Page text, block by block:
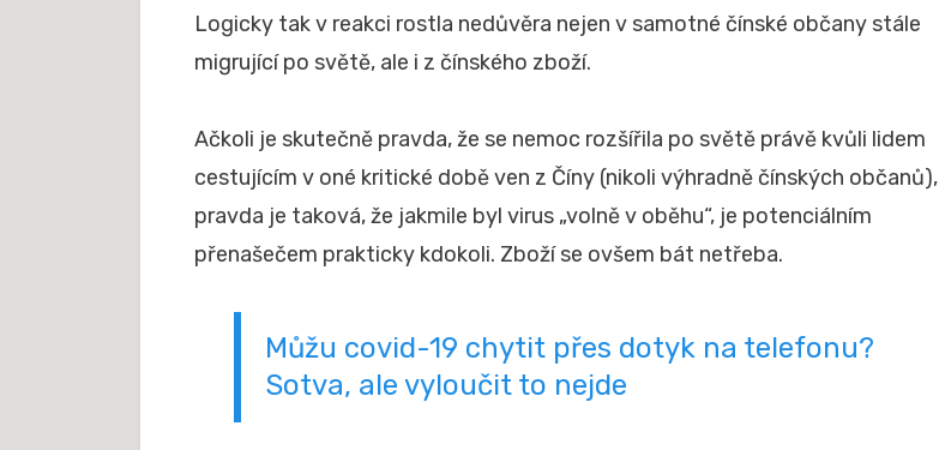
Logicky tak v reakci rostla nedůvěra nejen v samotné čínské občany stále
migrující po světě, ale i z čínského zboží.
Ačkoli je skutečně pravda, že se nemoc rozšířila po světě právě kvůli lidem
cestujícím v oné kritické době ven z Číny (nikoli výhradně čínských občanů),
pravda je taková, že jakmile byl virus „volně v oběhu“, je potenciálním
přenašečem prakticky kdokoli. Zboží se ovšem bát netřeba.
Můžu covid-19 chytit přes dotyk na telefonu?
Sotva, ale vyloučit to nejde